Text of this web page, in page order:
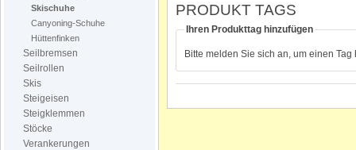
PRODUKT TAGS
Ihren Produkttag hinzufügen
Bitte melden Sie sich an, um einen
Skischuhe
Canyoning-Schuhe
Hüttenfinken
Seilbremsen
Seilrollen
Skis
Steigeisen
Steigklemmen
Stöcke
Verankerungen